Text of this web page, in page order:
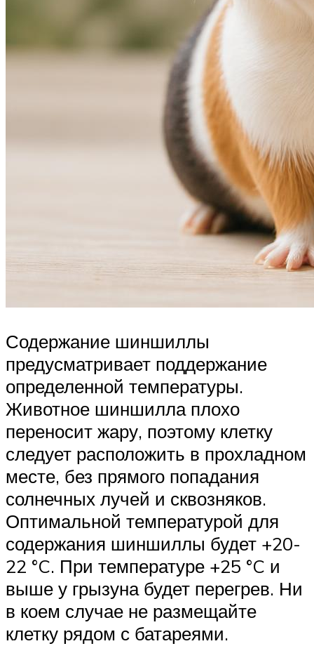
Содержание шиншиллы
предусматривает поддержание
определенной температуры.
Животное шиншилла плохо
переносит жару, поэтому клетку
следует расположить в прохладном
месте, без прямого попадания
солнечных лучей и сквозняков.
Оптимальной температурой для
содержания шиншиллы будет +20-
22 °C. При температуре +25 °C и
выше у грызуна будет перегрев. Ни
в коем случае не размещайте
клетку рядом с батареями.